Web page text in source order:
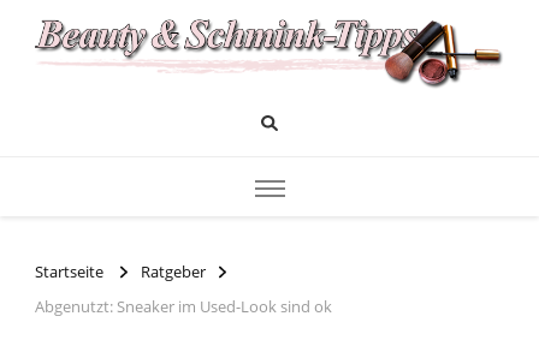
Beauty und Schminktipps
Startseite
Ratgeber
Abgenutzt: Sneaker im Used-Look sind ok